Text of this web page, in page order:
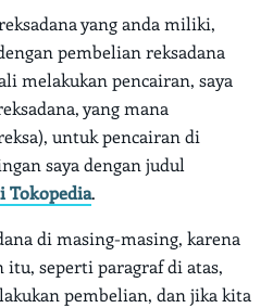
yang anda miliki,
pembelian reksadana
melakukan pencairan, saya
yang mana
untuk pencairan di
saya dengan judul
Tokopedia.
di masing-masing, karena
seperti paragraf di atas,
pembelian, dan jika kita